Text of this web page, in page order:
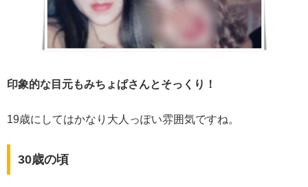
印象的な目元もみちょぱさんとそっくり！
19歳にしてはかなり大人っぽい雰囲気ですね。
30歳の頃